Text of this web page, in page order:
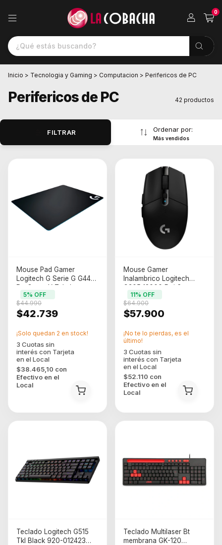
0
Inicio > Tecnologia y Gaming > Computacion > Perifericos de PC
Perifericos de PC 42 productos
FILTRAR Ordenar por:
Más vendidos
Mouse Pad Gamer
Logitech G Serie G G440
De Goma Y Tela Logo
Logitech G M 28cm X
34cm X 3mm Negro
$42.739
$44.990
5% OFF
$38.465,10 con
Efectivo en el
Local
¡Solo quedan 2 en stock!
Mouse Gamer
Inalambrico Logitech
G305 12000 Dpi 6
Botones
$57.900
$64.900
11% OFF
$52.110 con
Efectivo en el
Local
¡No te lo pierdas, es el
último!
Teclado Logitech G515
Tkl Black 920-012423
Teclado Multilaser Bt
membrana GK-120